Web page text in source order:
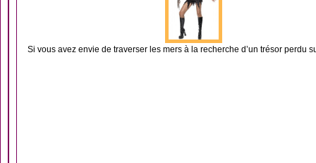
Si vous avez envie de traverser les mers à la recherche d’un trésor perdu